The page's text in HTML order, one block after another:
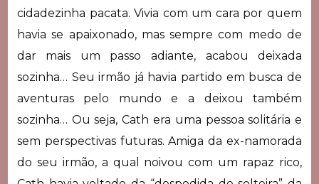
cidadezinha pacata. Vivia com um cara por quem
havia se apaixonado, mas sempre com medo de
dar mais um passo adiante, acabou deixada
sozinha… Seu irmão já havia partido em busca de
aventuras pelo mundo e a deixou também
sozinha… Ou seja, Cath era uma pessoa solitária e
sem perspectivas futuras. Amiga da ex-namorada
do seu irmão, a qual noivou com um rapaz rico,